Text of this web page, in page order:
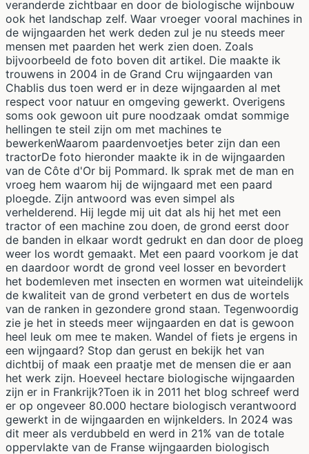
veranderde zichtbaar en door de biologische wijnbouw
ook het landschap zelf. Waar vroeger vooral machines in
de wijngaarden het werk deden zul je nu steeds meer
mensen met paarden het werk zien doen. Zoals
bijvoorbeeld de foto boven dit artikel. Die maakte ik
trouwens in 2004 in de Grand Cru wijngaarden van
Chablis dus toen werd er in deze wijngaarden al met
respect voor natuur en omgeving gewerkt. Overigens
soms ook gewoon uit pure noodzaak omdat sommige
hellingen te steil zijn om met machines te
bewerkenWaarom paardenvoetjes beter zijn dan een
tractorDe foto hieronder maakte ik in de wijngaarden
van de Côte d'Or bij Pommard. Ik sprak met de man en
vroeg hem waarom hij de wijngaard met een paard
ploegde. Zijn antwoord was even simpel als
verhelderend. Hij legde mij uit dat als hij het met een
tractor of een machine zou doen, de grond eerst door
de banden in elkaar wordt gedrukt en dan door de ploeg
weer los wordt gemaakt. Met een paard voorkom je dat
en daardoor wordt de grond veel losser en bevordert
het bodemleven met insecten en wormen wat uiteindelijk
de kwaliteit van de grond verbetert en dus de wortels
van de ranken in gezondere grond staan. Tegenwoordig
zie je het in steeds meer wijngaarden en dat is gewoon
heel leuk om mee te maken. Wandel of fiets je ergens in
een wijngaard? Stop dan gerust en bekijk het van
dichtbij of maak een praatje met de mensen die er aan
het werk zijn. Hoeveel hectare biologische wijngaarden
zijn er in Frankrijk?Toen ik in 2011 het blog schreef werd
er op ongeveer 80.000 hectare biologisch verantwoord
gewerkt in de wijngaarden en wijnkelders. In 2024 was
dit meer als verdubbeld en werd in 21% van de totale
oppervlakte van de Franse wijngaarden biologisch